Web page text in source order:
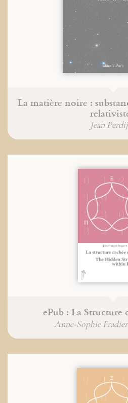
La matière noire :
Jean
ePub : La Structure
Anne-Sophie